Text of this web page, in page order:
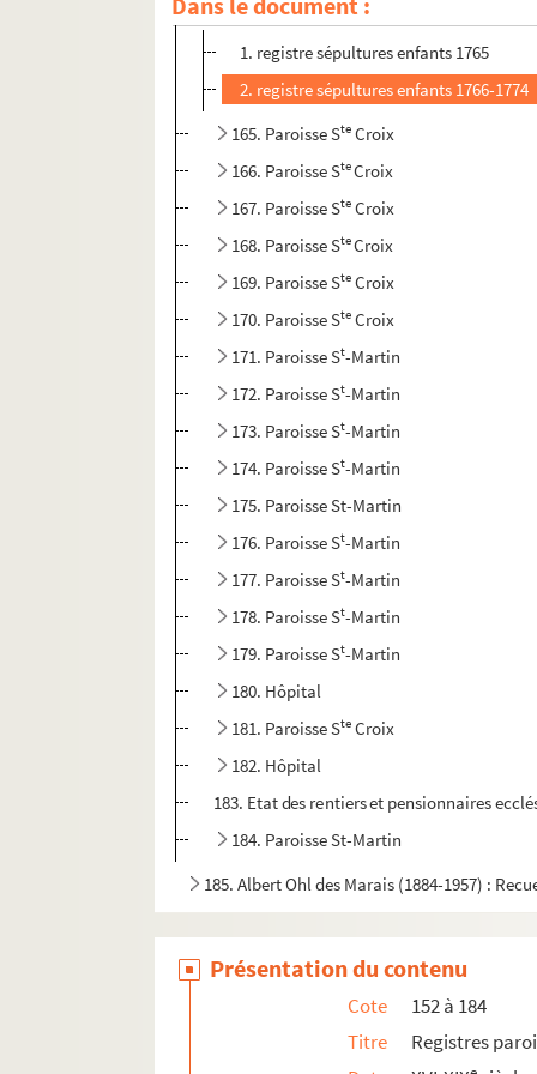
164. Paroisse S Croix
1. registre sépultures enfants 1765
2. registre sépultures enfants 1766-1774
165. Paroisse Ste Croix
166. Paroisse SteCroix
167. Paroisse Ste Croix
168. Paroisse SteCroix
169. Paroisse Ste Croix
170. Paroisse Ste Croix
171. Paroisse St-Martin
172. Paroisse St-Martin
173. Paroisse St-Martin
174. Paroisse St-Martin
175. Paroisse St-Martin
176. Paroisse St-Martin
177. Paroisse St-Martin
178. Paroisse St-Martin
179. Paroisse St-Martin
180. Hôpital
181. Paroisse Ste Croix
182. Hôpital
183. Etat des rentiers et pensionnaires
184. Paroisse St-Martin
185. Albert Ohl des Marais (1884-1957) :
187. Du Donon au Hohneck. Lieux
188. Vestiges du passé en Alsace.
188bis. Albert Ohl des Marais : Vestiges du
Présentation du contenu
Cote
152 à 184
Titre
Registres